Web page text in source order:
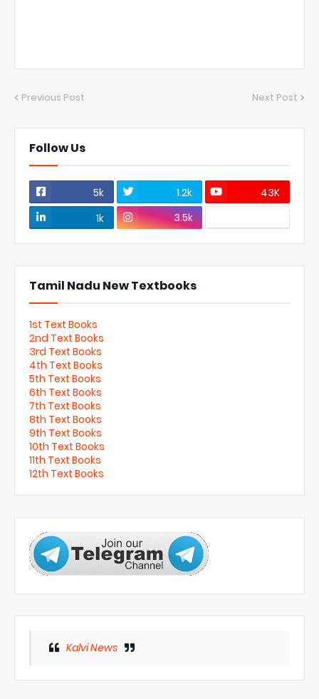
Previous Post Next Post
Follow Us
5k 1.2k
43K
1k
3.5k
Tamil Nadu New Textbooks
1st Text Books
2nd Text Books
3rd Text Books
4th Text Books
5th Text Books
6th Text Books
7th Text Books
8th Text Books
9th Text Books
10th Text Books
11th Text Books
12th Text Books
Kalvi News